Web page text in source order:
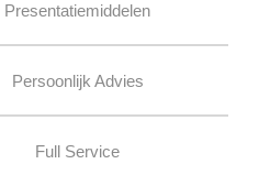
Presentatiemiddelen
Persoonlijk Advies
Full Service